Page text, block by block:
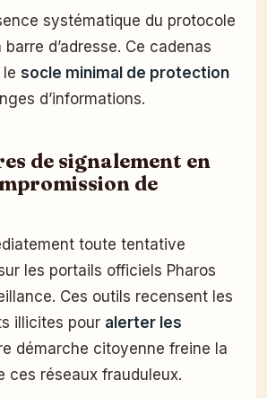
systématique du protocole
barre d’adresse. Ce cadenas
socle minimal de protection
d’informations.
de signalement en
de
toute tentative
les portails officiels Pharos
Ces outils recensent les
illicites pour alerter les
démarche citoyenne freine la
ces réseaux frauduleux.